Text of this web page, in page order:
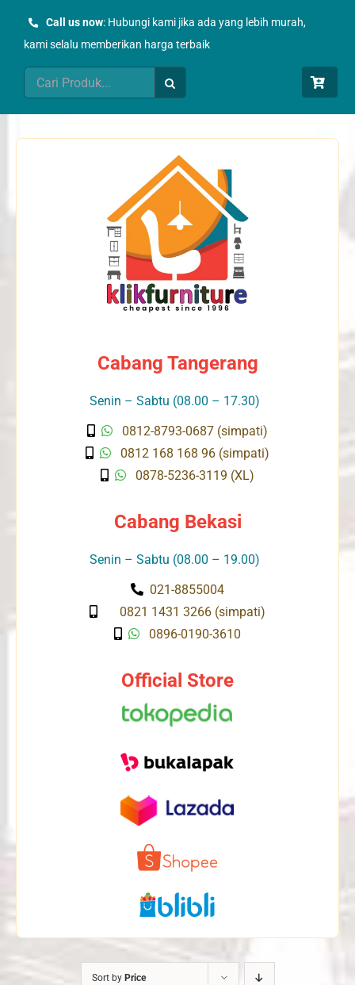
Call us now: Hubungi kami jika ada yang lebih murah,
kami selalu memberikan harga terbaik
Search
for:
Cabang Tangerang
Senin – Sabtu (08.00 – 17.30)
0812-8793-0687 (simpati)
0812 168 168 96 (simpati)
0878-5236-3119 (XL)
Cabang Bekasi
Senin – Sabtu (08.00 – 19.00)
021-8855004
0821 1431 3266 (simpati)
0896-0190-3610
Official Store
Sort by Price